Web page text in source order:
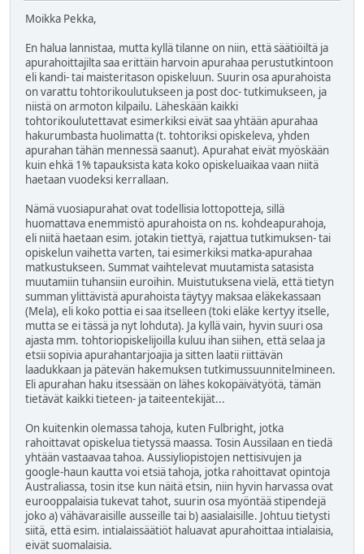
Moikka Pekka,
En halua lannistaa, mutta kyllä tilanne on niin, että säätiöiltä ja
apurahoittajilta saa erittäin harvoin apurahaa perustutkintoon
eli kandi- tai maisteritason opiskeluun. Suurin osa apurahoista
on varattu tohtorikoulutukseen ja post doc- tutkimukseen, ja
niistä on armoton kilpailu. Läheskään kaikki
tohtorikoulutettavat esimerkiksi eivät saa yhtään apurahaa
hakurumbasta huolimatta (t. tohtoriksi opiskeleva, yhden
apurahan tähän mennessä saanut). Apurahat eivät myöskään
kuin ehkä 1% tapauksista kata koko opiskeluaikaa vaan niitä
haetaan vuodeksi kerrallaan.
Nämä vuosiapurahat ovat todellisia lottopotteja, sillä
huomattava enemmistö apurahoista on ns. kohdeapurahoja,
eli niitä haetaan esim. jotakin tiettyä, rajattua tutkimuksen- tai
opiskelun vaihetta varten, tai esimerkiksi matka-apurahaa
matkustukseen. Summat vaihtelevat muutamista satasista
muutamiin tuhansiin euroihin. Muistutuksena vielä, että tietyn
summan ylittävistä apurahoista täytyy maksaa eläkekassaan
(Mela), eli koko pottia ei saa itselleen (toki eläke kertyy itselle,
mutta se ei tässä ja nyt lohduta). Ja kyllä vain, hyvin suuri osa
ajasta mm. tohtoriopiskelijoilla kuluu ihan siihen, että selaa ja
etsii sopivia apurahantarjoajia ja sitten laatii riittävän
laadukkaan ja pätevän hakemuksen tutkimussuunnitelmineen.
Eli apurahan haku itsessään on lähes kokopäivätyötä, tämän
tietävät kaikki tieteen- ja taiteentekijät...
On kuitenkin olemassa tahoja, kuten Fulbright, jotka
rahoittavat opiskelua tietyssä maassa. Tosin Aussilaan en tiedä
yhtään vastaavaa tahoa. Aussiyliopistojen nettisivujen ja
google-haun kautta voi etsiä tahoja, jotka rahoittavat opintoja
Australiassa, tosin itse kun näitä etsin, niin hyvin harvassa ovat
eurooppalaisia tukevat tahot, suurin osa myöntää stipendejä
joko a) vähävaraisille ausseille tai b) aasialaisille. Johtuu tietysti
siitä, että esim. intialaissäätiöt haluavat apurahoittaa intialaisia,
eivät suomalaisia.